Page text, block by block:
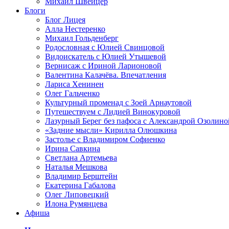
Блоги
Блог Лицея
Алла Нестеренко
Михаил Гольденберг
Родословная с Юлией Свинцовой
Видоискатель с Юлией Утышевой
Вернисаж с Ириной Ларионовой
Валентина Калачёва. Впечатления
Лариса Хенинен
Олег Гальченко
Культурный променад с Зоей Арнаутовой
Путешествуем с Лидией Винокуровой
Лазурный Берег без пафоса с Александрой
«Задние мысли» Кирилла Олюшкина
Застолье с Владимиром Софиенко
Ирина Савкина
Светлана Артемьева
Наталья Мешкова
Владимир Берштейн
Екатерина Габалова
Олег Липовецкий
Илона Румянцева
Афиша